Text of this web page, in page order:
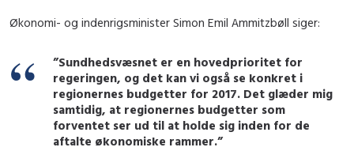
Økonomi- og indenrigsminister Simon Emil Ammitzbøll siger:
”Sundhedsvæsnet er en hovedprioritet for
regeringen, og det kan vi også se konkret i
regionernes budgetter for 2017. Det glæder mig
samtidig, at regionernes budgetter som
forventet ser ud til at holde sig inden for de
aftalte økonomiske rammer.”